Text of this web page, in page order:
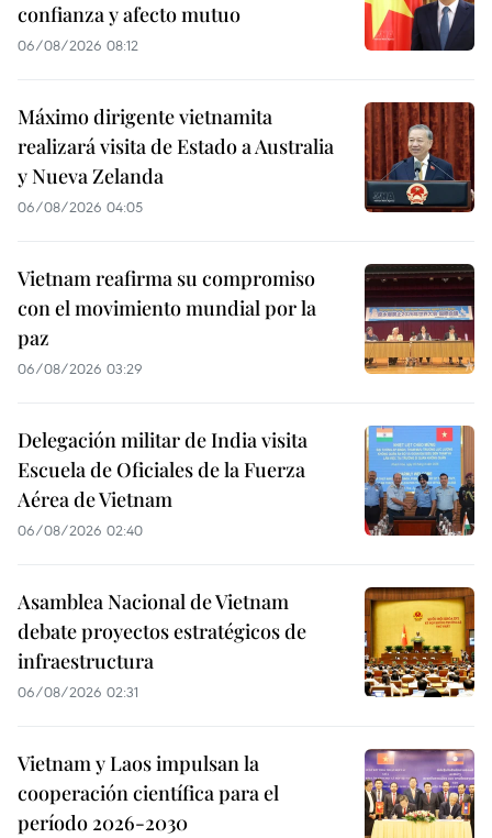
confianza y afecto mutuo
06/08/2026 08:12
Máximo dirigente vietnamita
realizará visita de Estado a Australia
y Nueva Zelanda
06/08/2026 04:05
Vietnam reafirma su compromiso
con el movimiento mundial por la
paz
06/08/2026 03:29
Delegación militar de India visita
Escuela de Oficiales de la Fuerza
Aérea de Vietnam
06/08/2026 02:40
Asamblea Nacional de Vietnam
debate proyectos estratégicos de
infraestructura
06/08/2026 02:31
Vietnam y Laos impulsan la
cooperación científica para el
período 2026-2030